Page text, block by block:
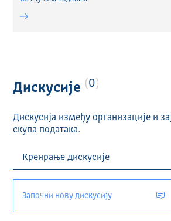
Дискусије 0
Дискусија између организације и
скупа података.
Започни нову дискусију